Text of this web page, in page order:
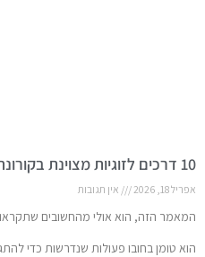
10 דרכים לזוגיות מצוינת בקורונה (חלק ב')
אפריל 18, 2026 אין תגובות
המאמר הזה, הוא אולי מהחשובים
הוא טומן בחובו פעולות שנדרשות כדי